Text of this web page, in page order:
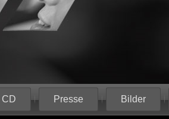
CD Presse Bilder